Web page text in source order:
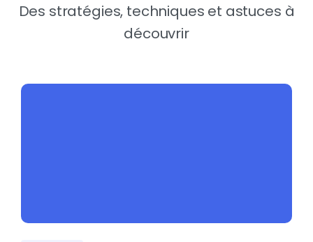
Des stratégies, techniques et astuces à
découvrir